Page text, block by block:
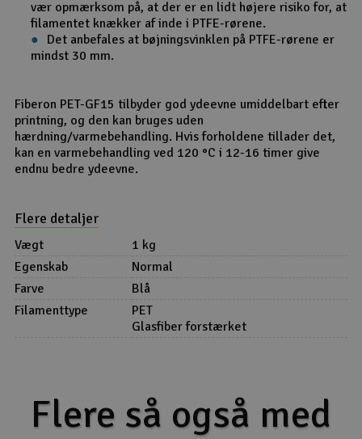
vær opmærksom på, at der er en lidt højere risiko for, at
filamentet knækker af inde i PTFE-rørene.
Det anbefales at bøjningsvinklen på PTFE-rørene er
mindst 30 mm.
Fiberon PET-GF15 tilbyder god ydeevne umiddelbart efter
printning, og den kan bruges uden
hærdning/varmebehandling. Hvis forholdene tillader det,
kan en varmebehandling ved 120 °C i 12-16 timer give
endnu bedre ydeevne.
Flere detaljer
Vægt
1 kg
Egenskab
Normal
Farve
Blå
Filamenttype
PET
Glasfiber forstærket
Flere så også med